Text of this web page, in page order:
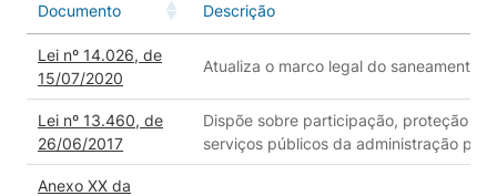
Documento Descrição
Lei nº 14.026, de
15/07/2020
Atualiza o marco legal do saneamento
Lei nº 13.460, de
26/06/2017
Dispõe sobre participação, proteção e
serviços públicos da administração
Anexo XX da